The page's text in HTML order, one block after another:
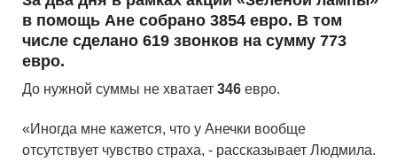
в помощь Ане собрано 3854 евро. В том
числе сделано 619 звонков на сумму 773
евро.
До нужной суммы не хватает 346 евро.
«Иногда мне кажется, что у Анечки вообще
отсутствует чувство страха, - рассказывает Людмила.